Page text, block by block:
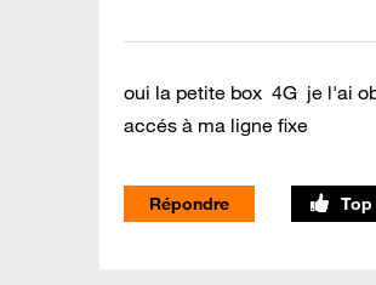
oui la petite box 4G je l'ai
accés à ma ligne fixe
Répondre